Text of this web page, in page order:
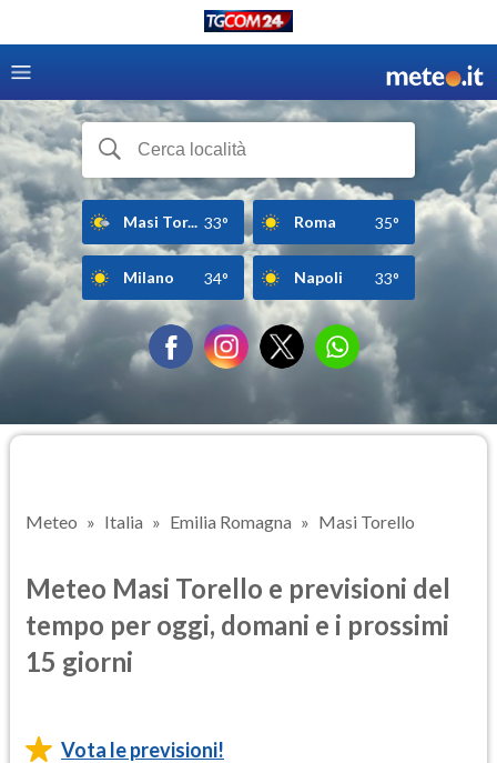
Masi Tor... 33° Roma 35°
Milano 34° Napoli 33°
Meteo Italia Emilia Romagna Masi Torello
Meteo Masi Torello e previsioni del
tempo per oggi, domani e i prossimi
15 giorni
Vota le previsioni!